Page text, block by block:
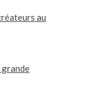
au
grande